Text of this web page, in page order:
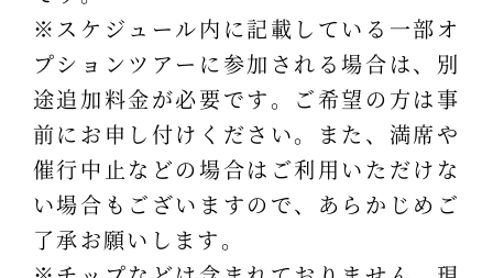
※スケジュール内に記載している一部オ
プションツアーに参加される場合は、別
途追加料金が必要です。ご希望の方は事
前にお申し付けください。また、満席や
催行中止などの場合はご利用いただけな
い場合もございますので、あらかじめご
了承お願いします。